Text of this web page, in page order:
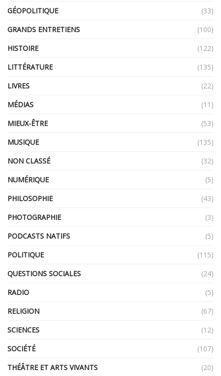
GÉOPOLITIQUE
(33)
GRANDS ENTRETIENS
(100)
HISTOIRE
(122)
LITTÉRATURE
(135)
LIVRES
(22)
MÉDIAS
(11)
MIEUX-ÊTRE
(53)
MUSIQUE
(135)
NON CLASSÉ
(32)
NUMÉRIQUE
(5)
PHILOSOPHIE
(43)
PHOTOGRAPHIE
(3)
PODCASTS NATIFS
(5)
POLITIQUE
(115)
QUESTIONS SOCIALES
(24)
RADIO
(5)
RELIGION
(67)
SCIENCES
(12)
SOCIÉTÉ
(107)
THÉÂTRE ET ARTS VIVANTS
(20)